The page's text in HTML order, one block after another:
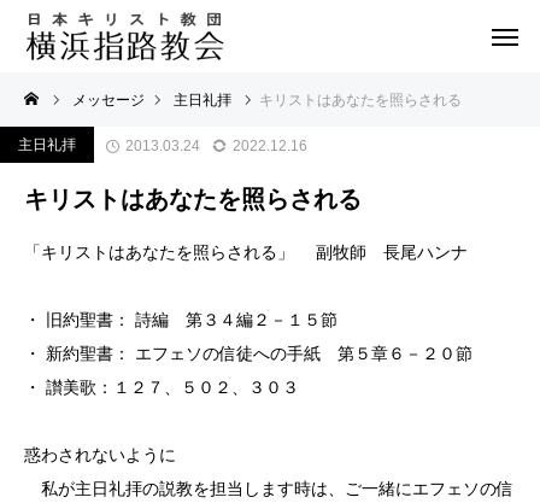
メッセージ 主日礼拝 キリストはあなたを照らされる
主日礼拝 2013.03.24 2022.12.16
キリストはあなたを照らされる
「キリストはあなたを照らされる」 副牧師 長尾ハンナ
・ 旧約聖書： 詩編 第３４編２－１５節
・ 新約聖書： エフェソの信徒への手紙 第５章６－２０節
・ 讃美歌：１２７、５０２、３０３
惑わされないように
私が主日礼拝の説教を担当します時は、ご一緒にエフェソの信